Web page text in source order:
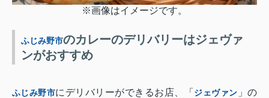
※画像はイメージです。
ふじみ野市のカレーのデリバリーはジェヴァ
ンがおすすめ
ふじみ野市にデリバリーができるお店、「 ジェヴァン 」の